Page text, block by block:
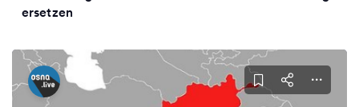
ersetzen